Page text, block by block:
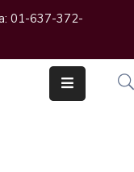
01-637-372-